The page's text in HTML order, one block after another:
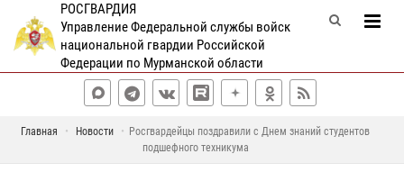
РОСГВАРДИЯ
Управление Федеральной службы войск
национальной гвардии Российской
Федерации по Мурманской области
Главная Новости
Росгвардейцы поздравили с Днем знаний студентов
подшефного техникума